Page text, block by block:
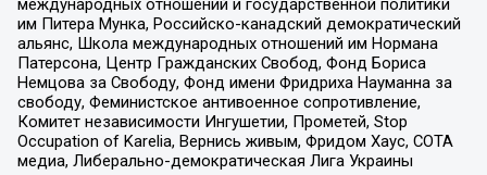
международных отношений и государственной политики
им Питера Мунка, Российско-канадский демократический
альянс, Школа международных отношений им Нормана
Патерсона, Центр Гражданских Свобод, Фонд Бориса
Немцова за Свободу, Фонд имени Фридриха Науманна за
свободу, Феминистское антивоенное сопротивление,
Комитет независимости Ингушетии, Прометей, Stop
Occupation of Karelia, Вернись живым, Фридом Хаус, СОТА
медиа, Либерально-демократическая Лига Украины